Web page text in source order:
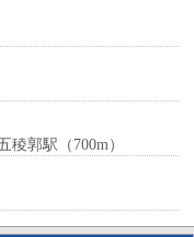
稜郭駅（700m）